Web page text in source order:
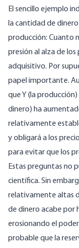
El sencillo ejemplo
la cantidad de
producción: Cuanto
presión al alza de
adquisitivo. Por
papel importante.
que Y (la
dinero) ha
relativamente
y obligará a los
para evitar que los
Estas preguntas no
científica. Sin
relativamente altas
de dinero acabe por
erosionando el
probable que la